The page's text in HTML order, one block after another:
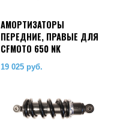
АМОРТИЗАТОРЫ
ПЕРЕДНИЕ, ПРАВЫЕ ДЛЯ
CFMOTO 650 NK
19 025 руб.